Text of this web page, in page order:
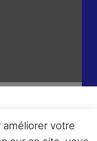
votre